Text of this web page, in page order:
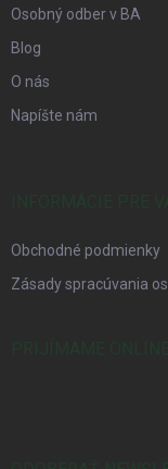
Osobný odber v BA
Blog
O nás
Napíšte nám
Obchodné podmienky
Zásady spracúvania